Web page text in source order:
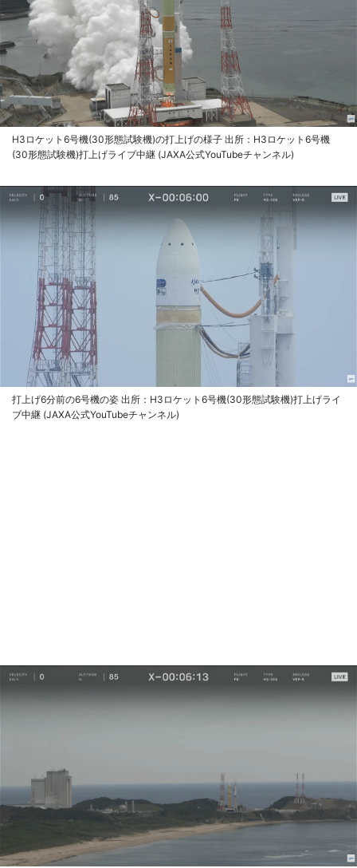
H3ロケット6号機(30形態試験機)の打上げの様子 出所：H3ロケット6号機
(30形態試験機)打上げライブ中継 (JAXA公式YouTubeチャンネル)
打上げ6分前の6号機の姿 出所：H3ロケット6号機(30形態試験機)打上げライ
ブ中継 (JAXA公式YouTubeチャンネル)